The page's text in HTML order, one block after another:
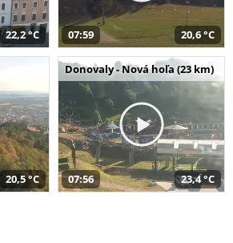
22,2 °C 07:59 20,6 °C
20,5 °C
Donovaly - Nová hoľa (23 km)
07:56 23,4 °C